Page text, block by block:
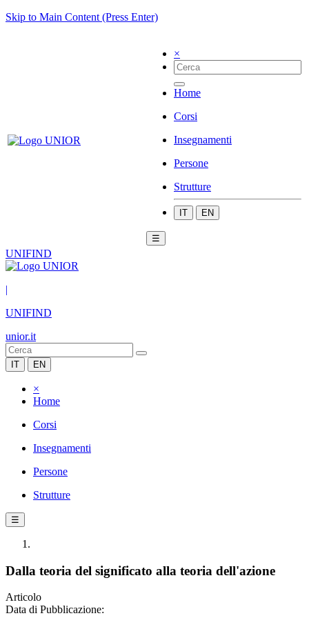
Skip to Main Content (Press Enter)
×
Home
Corsi
Insegnamenti
Persone
Strutture
IT EN
☰
UNIFIND
|
UNIFIND
unior.it
IT EN
×
Home
Corsi
Insegnamenti
Persone
Strutture
☰
Dalla teoria del significato alla teoria dell'azione
Articolo
Data di Pubblicazione: